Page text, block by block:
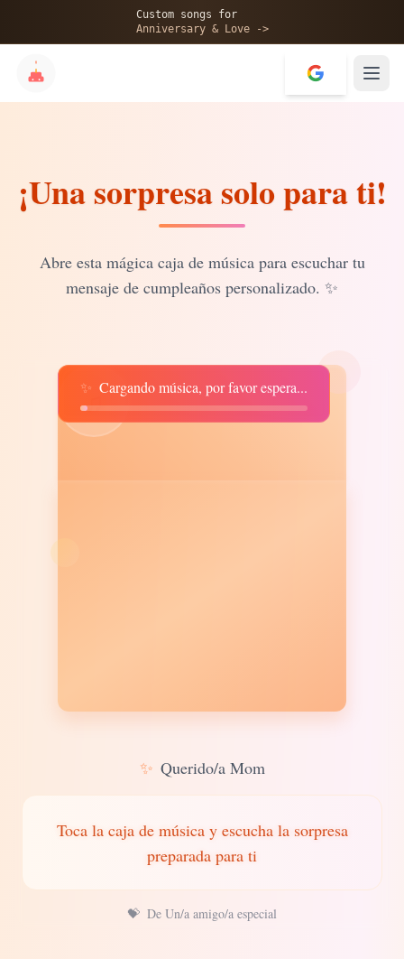
Custom songs for
Anniversary & Love ->
💝
¡Una sorpresa solo para ti!
Abre esta mágica caja de música para escuchar tu
mensaje de cumpleaños personalizado. ✨
♫
✨ Cargando música, por favor espera...
✨ Querido/a Mom
Toca la caja de música y escucha la sorpresa
preparada para ti
💝 De Un/a amigo/a especial